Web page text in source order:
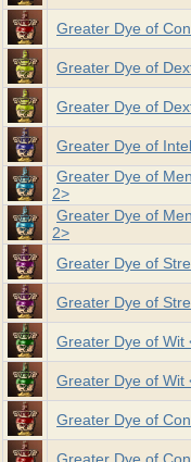
Greater Dye of
Greater Dye of
Greater Dye of
Greater Dye of
Greater Dye of
2>
Greater Dye of
2>
Greater Dye of
Greater Dye of
Greater Dye of Wit
Greater Dye of Wit
Greater Dye of